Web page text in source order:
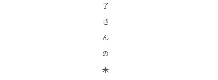
子
さ
ん
の
未